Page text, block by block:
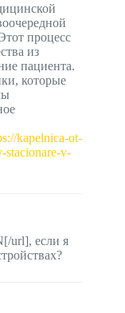
процесс
из
пациента.
которые
kapelnica-ot-
stacionare-v-
url], если я